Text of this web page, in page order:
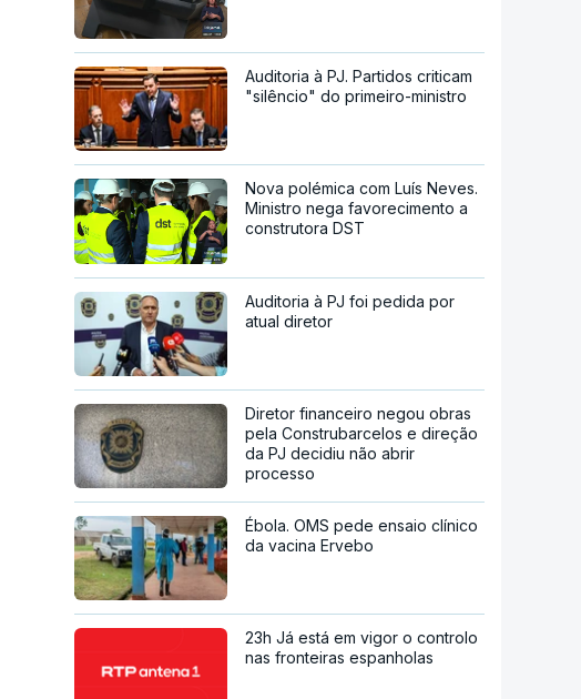
Auditoria à PJ. Partidos criticam
"silêncio" do primeiro-ministro
Nova polémica com Luís Neves.
Ministro nega favorecimento a
construtora DST
Auditoria à PJ foi pedida por
atual diretor
Diretor financeiro negou obras
pela Construbarcelos e direção
da PJ decidiu não abrir
processo
Ébola. OMS pede ensaio clínico
da vacina Ervebo
23h Já está em vigor o controlo
nas fronteiras espanholas